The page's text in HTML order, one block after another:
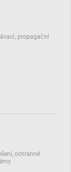
propagační
ochranné